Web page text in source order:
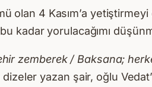
olan 4 Kasım’a
kadar yorulacağımı
zemberek / Baksana;
dizeler yazan şair, oğlu